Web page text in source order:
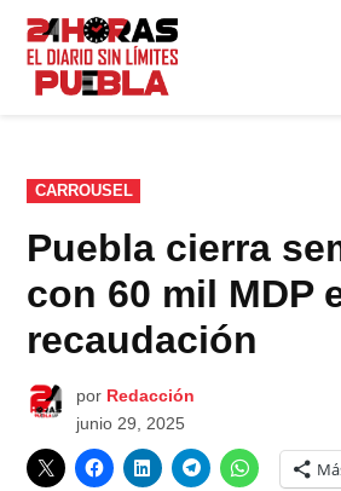
Saltar
contenido
PUBLICADO
EN
CARROUSEL
Puebla cierra
con 60 mil MDP
recaudación
por Redacción
junio 29, 2025